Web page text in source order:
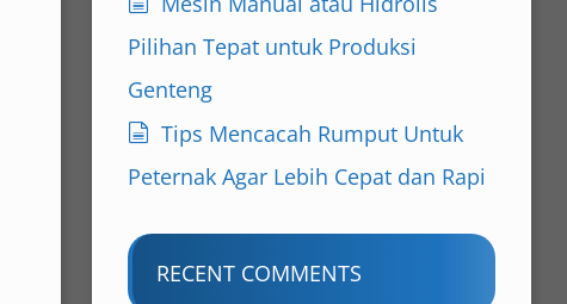
Pilihan Tepat untuk Produksi
Genteng
Tips Mencacah Rumput Untuk
Peternak Agar Lebih Cepat dan Rapi
RECENT COMMENTS